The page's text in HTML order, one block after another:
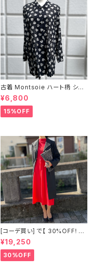
古着 Montsoie ハート柄 シア
ーシャツ ブラック
¥6,800
15%OFF
[コーデ買い] で【 30%OFF! 】2
点 フランス古着 レッドライン 切
り替えワンピース + フランス古
着 TERGAL ブラック コート
¥19,250
30%OFF